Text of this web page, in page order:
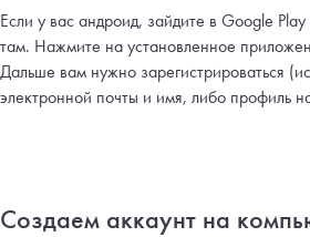
Если у вас андроид, зайдите в Google
там. Нажмите на установленное
Дальше вам нужно зарегистрироваться
электронной почты и имя, либо профиль
Создаем аккаунт на